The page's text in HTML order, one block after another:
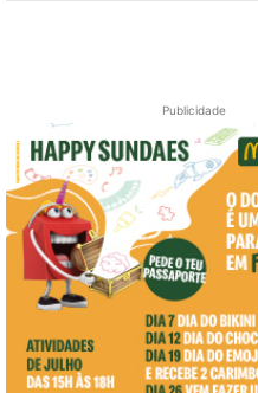
Publicidade